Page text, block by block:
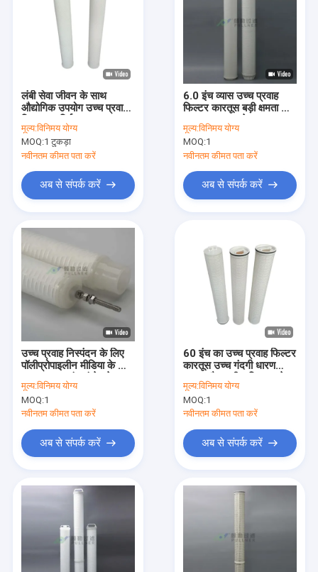
वीडियो
लंबी सेवा जीवन के साथ
औद्योगिक उपयोग उच्च प्रवाह
फ़िल्टर कार्ट्रिज
मूल्य:विनिमय योग्य
MOQ:1 टुकड़ा
नवीनतम कीमत पता करें
अब से संपर्क करें
6.0 इंच व्यास उच्च प्रवाह
फिल्टर कारतूस बड़ी क्षमता और
उच्च प्रवाह दर के साथ
मूल्य:विनिमय योग्य
MOQ:1
नवीनतम कीमत पता करें
अब से संपर्क करें
उच्च प्रवाह निस्पंदन के लिए
पॉलीप्रोपाइलीन मीडिया के साथ
70'' पावर प्लांट कंडेनसेट
वाटर प्लीटेड फिल्टर कार्ट्रिज
मूल्य:विनिमय योग्य
MOQ:1
नवीनतम कीमत पता करें
अब से संपर्क करें
60 इंच का उच्च प्रवाह फिल्टर
कारतूस उच्च गंदगी धारण
क्षमता और पानी शुद्धिकरण के
लिए 110m3/h प्रवाह दर के
साथ
मूल्य:विनिमय योग्य
MOQ:1
नवीनतम कीमत पता करें
अब से संपर्क करें